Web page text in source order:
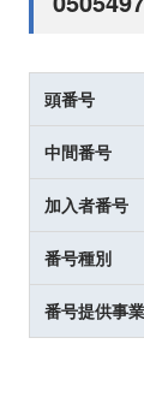
頭番号
中間番号
加入者番号
番号種別
番号提供事